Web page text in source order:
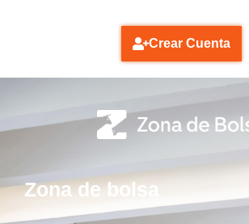
Crear Cuenta
Zona de bolsa